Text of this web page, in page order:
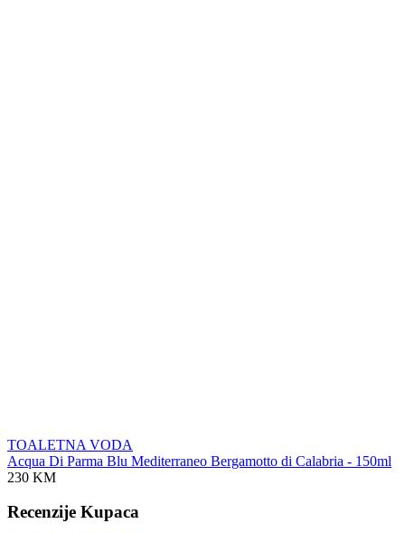
TOALETNA VODA
Acqua Di Parma Blu Mediterraneo Bergamotto di Calabria - 150ml
230 KM
Recenzije Kupaca